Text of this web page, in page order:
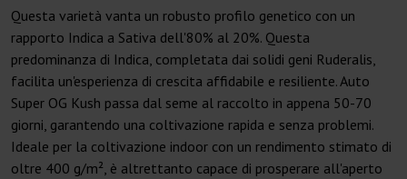
Questa varietà vanta un robusto profilo genetico con un
rapporto Indica a Sativa dell'80% al 20%. Questa
predominanza di Indica, completata dai solidi geni Ruderalis,
facilita un'esperienza di crescita affidabile e resiliente. Auto
Super OG Kush passa dal seme al raccolto in appena 50-70
giorni, garantendo una coltivazione rapida e senza problemi.
Ideale per la coltivazione indoor con un rendimento stimato di
oltre 400 g/m², è altrettanto capace di prosperare all'aperto